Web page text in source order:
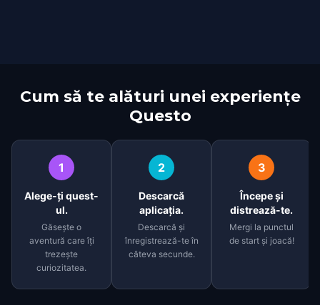
Cum să te alături unei experiențe
Questo
1
Alege-ți quest-
ul.
Găsește o
aventură care îți
trezește
curiozitatea.
2
Descarcă
aplicația.
Descarcă și
înregistrează-te în
câteva secunde.
3
Începe și
distrează-te.
Mergi la punctul
de start și joacă!